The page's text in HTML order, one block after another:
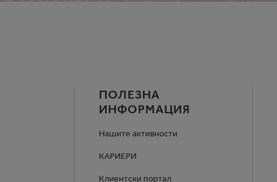
ПОЛЕЗНА
ИНФОРМАЦИЯ
Нашите активности
КАРИЕРИ
Клиентски портал